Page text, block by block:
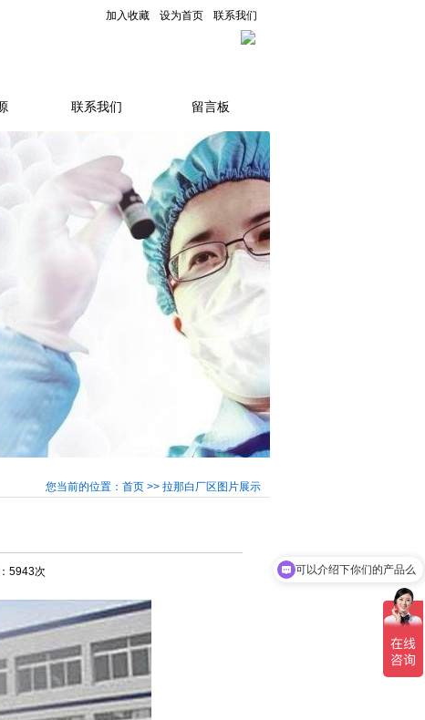
加入收藏 设为首页 联系我们
联系我们 留言板
您当前的位置：首页 >> 拉那白厂区图片展示
5943次 可以介绍下你们的产品么